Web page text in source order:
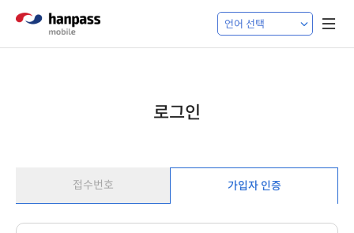
로그인
접수번호 가입자 인증